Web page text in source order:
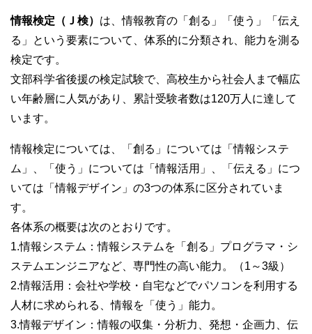
情報検定（Ｊ検） は、情報教育の「創る」「使う」「伝え
る」という要素について、体系的に分類され、能力を測る
検定です。
文部科学省後援の検定試験で、高校生から社会人まで幅広
い年齢層に人気があり、累計受験者数は120万人に達して
います。
情報検定については、「創る」については「情報システ
ム」、「使う」については「情報活用」、「伝える」につ
いては「情報デザイン」の3つの体系に区分されていま
す。
各体系の概要は次のとおりです。
1.情報システム：情報システムを「創る」プログラマ・シ
ステムエンジニアなど、専門性の高い能力。（1～3級）
2.情報活用：会社や学校・自宅などでパソコンを利用する
人材に求められる、情報を「使う」能力。
3.情報デザイン：情報の収集・分析力、発想・企画力、伝